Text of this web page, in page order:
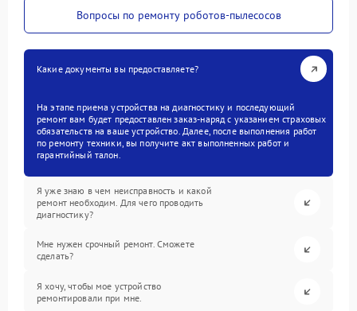
Вопросы по ремонту роботов-пылесосов
Какие документы вы предоставляете?
На этапе приема устройства на диагностику и последующий
ремонт вам будет предоставлен заказ-наряд с указанием страховых
обязательств на ваше устройство. Далее, после выполнения работ
по ремонту техники, вы получите акт выполненных работ и
гарантийный талон.
Я уже знаю в чем неисправность и какой
ремонт необходим. Для чего проводить
диагностику?
Мне нужен срочный ремонт. Сможете
сделать?
Я хочу, чтобы мое устройство
ремонтировали при мне.